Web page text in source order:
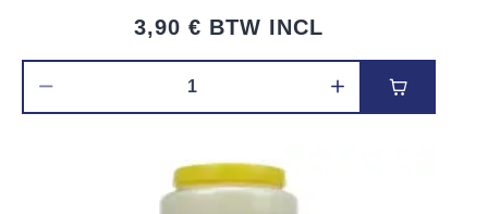
3,90 € BTW INCL
Voeg toe